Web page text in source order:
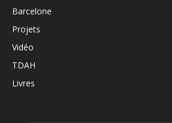
Barcelone
Projets
Vidéo
TDAH
Livres